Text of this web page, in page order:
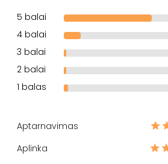
5 balai
4 balai
3 balai
2 balai
1 balas
Aptarnavimas
Aplinka